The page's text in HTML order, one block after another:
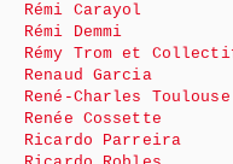
Rémi Carayol
Rémi Demmi
Rémy Trom et
Renaud Garcia
René-Charles Toulouse
Renée Cossette
Ricardo Parreira